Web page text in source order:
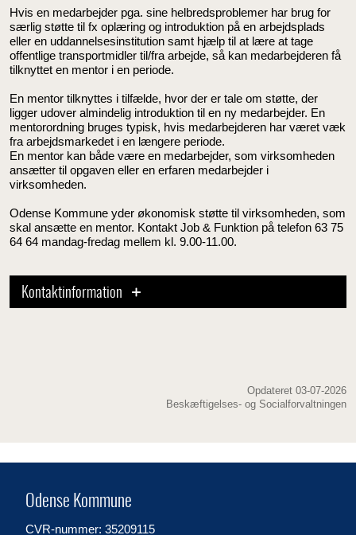
Hvis en medarbejder pga. sine helbredsproblemer har brug for
særlig støtte til fx oplæring og introduktion på en arbejdsplads
eller en uddannelsesinstitution samt hjælp til at lære at tage
offentlige transportmidler til/fra arbejde, så kan medarbejderen få
tilknyttet en mentor i en periode.
En mentor tilknyttes i tilfælde, hvor der er tale om støtte, der
ligger udover almindelig introduktion til en ny medarbejder. En
mentorordning bruges typisk, hvis medarbejderen har været væk
fra arbejdsmarkedet i en længere periode.
En mentor kan både være en medarbejder, som virksomheden
ansætter til opgaven eller en erfaren medarbejder i
virksomheden.
Odense Kommune yder økonomisk støtte til virksomheden, som
skal ansætte en mentor. Kontakt Job & Funktion på telefon 63 75
64 64 mandag-fredag mellem kl. 9.00-11.00.
Kontaktinformation
Opdateret 03-07-2026
Beskæftigelses- og Socialforvaltningen
Odense Kommune
CVR-nummer: 35209115